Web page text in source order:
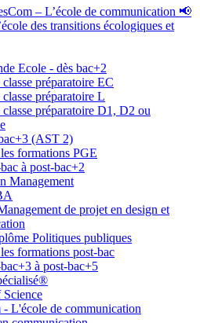
– L’école de communication 📢
des transitions écologiques et
Ecole - dès bac+2
préparatoire EC
préparatoire L
préparatoire D1, D2 ou
(AST 2)
formations PGE
à post-bac+2
Management
de projet en design et
Politiques publiques
formations post-bac
à post-bac+5
Science
- L'école de communication